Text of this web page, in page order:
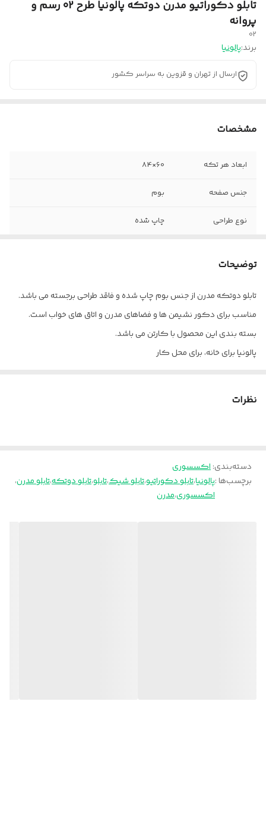
تابلو دکوراتیو مدرن دوتکه پالونیا طرح 02 رسم و
پروانه
02
برند:پالونیا
ارسال از تهران و قزوین به سراسر کشور
مشخصات
ابعاد هر تکه 60×84
جنس صفحه بوم
نوع طراحی چاپ شده
توضیحات
تابلو دوتکه مدرن از جنس بوم چاپ شده و فاقد طراحی برجسته می باشد.
مناسب برای دکور نشیمن ها و فضاهای مدرن و اتاق های خواب است.
بسته بندی این محصول با کارتن می باشد.
پالونیا برای خانه، برای محل کار
نظرات
دسته‌بندی:اکسسوری
برچسب‌ها :پالونیا،تابلو دکوراتیو،تابلو شیک،تابلو،تابلو دوتکه،تابلو مدرن،
اکسسوری،مدرن